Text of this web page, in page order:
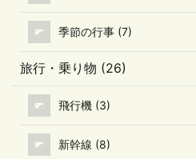
季節の行事 (7)
旅行・乗り物 (26)
飛行機 (3)
新幹線 (8)